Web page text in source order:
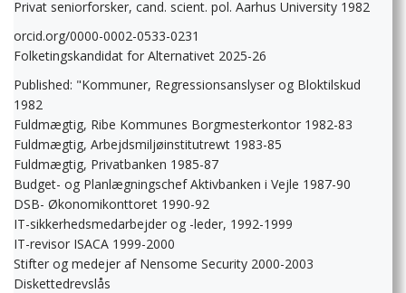
Privat seniorforsker, cand. scient. pol. Aarhus University 1982
orcid.org/0000-0002-0533-0231
Folketingskandidat for Alternativet 2025-26
Published: "Kommuner, Regressionsanslyser og Bloktilskud
1982
Fuldmægtig, Ribe Kommunes Borgmesterkontor 1982-83
Fuldmægtig, Arbejdsmiljøinstitutrewt 1983-85
Fuldmægtig, Privatbanken 1985-87
Budget- og Planlægningschef Aktivbanken i Vejle 1987-90
DSB- Økonomikonttoret 1990-92
IT-sikkerhedsmedarbejder og -leder, 1992-1999
IT-revisor ISACA 1999-2000
Stifter og medejer af Nensome Security 2000-2003
Diskettedrevslås